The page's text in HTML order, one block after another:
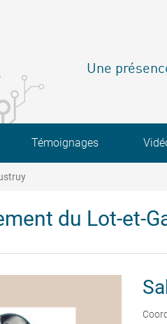
Une
Témoignages
du Lot-et-